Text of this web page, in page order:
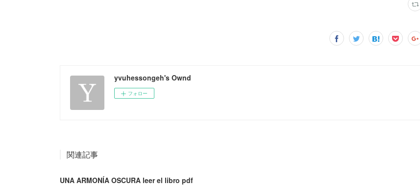
yvuhessongeh's Ownd
フォロー
関連記事
UNA ARMONÍA OSCURA leer el libro pdf